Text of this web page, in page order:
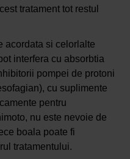
tratament tot restul
acordata si celorlalte
interfera cu absorbtia
pompei de protoni
cu suplimente
pentru
nu este nevoie de
boala poate fi
tratamentului.